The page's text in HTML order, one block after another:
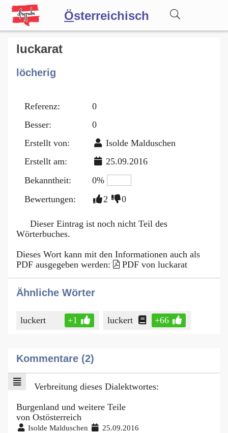
Österreichisch
Wörterbuch
Forum
Blog
luckarat
löcherig
Referenz:
0
Besser:
0
Erstellt von:
Isolde Malduschen
Erstellt am:
25.09.2016
Bekanntheit:
0%
Bewertungen:
2 0
Dieser Eintrag ist noch nicht Teil des
Wörterbuches.
Dieses Wort kann mit den Informationen auch als
PDF ausgegeben werden:
PDF von luckarat
Ähnliche Wörter
luckert +1 luckert +66
Kommentare (2)
Verbreitung dieses Dialektwortes:
Burgenland und weitere Teile
von Ostösterreich
Isolde Malduschen 25.09.2016